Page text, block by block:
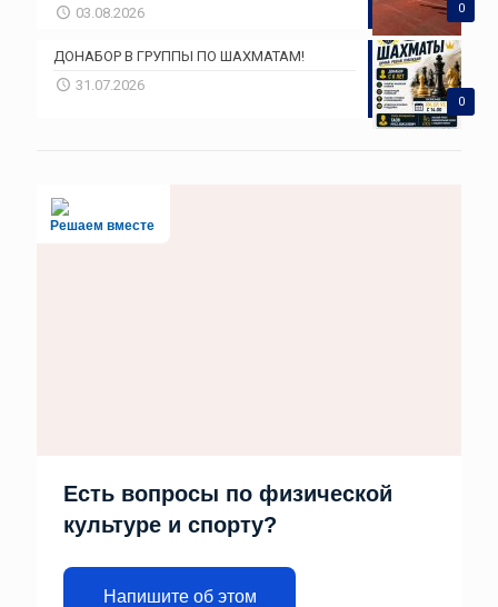
0
03.08.2026
0
ДОНАБОР В ГРУППЫ ПО ШАХМАТАМ!
31.07.2026
Решаем вместе
Есть вопросы по физической
культуре и спорту?
Напишите об этом